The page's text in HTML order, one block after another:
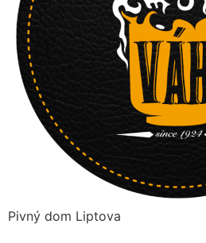
Pivný dom Liptova